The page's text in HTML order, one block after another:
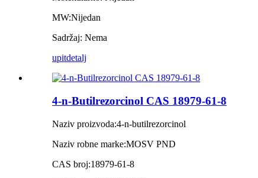
MW:Nijedan
Sadržaj: Nema
upitdetalj
4-n-Butilrezorcinol CAS 18979-61-8
Naziv proizvoda:4-n-butilrezorcinol
Naziv robne marke:MOSV PND
CAS broj:18979-61-8